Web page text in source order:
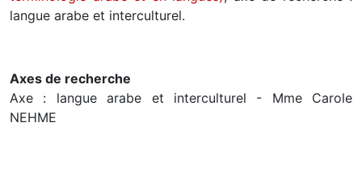
langue arabe et interculturel.
Axes de recherche
Axe : langue arabe et interculturel - Mme Carole
NEHME